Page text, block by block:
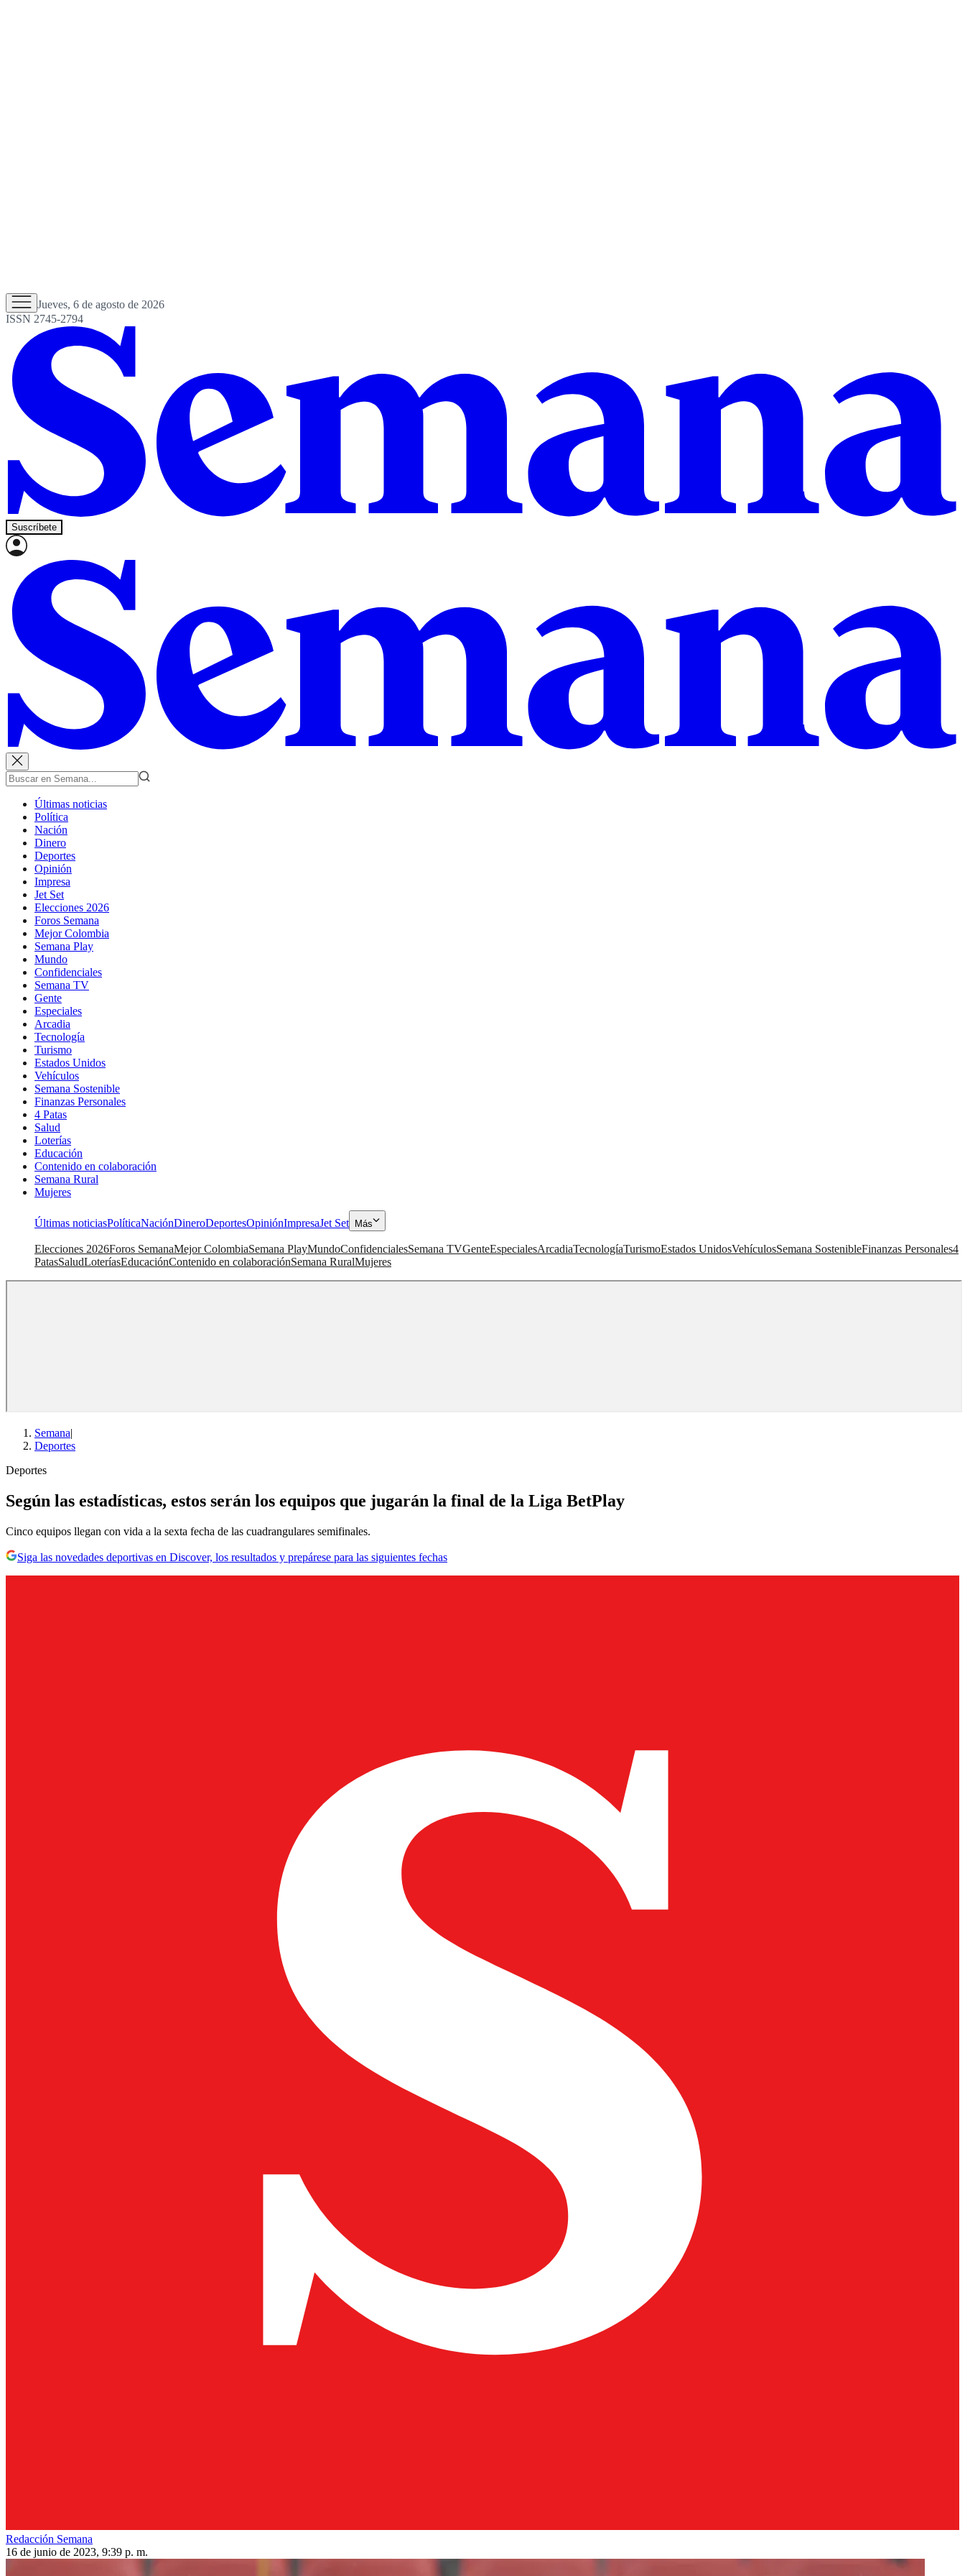
Jueves, 6 de agosto de 2026
ISSN 2745-2794
Suscríbete
Últimas noticias
Política
Nación
Dinero
Deportes
Opinión
Impresa
Jet Set
Elecciones 2026
Foros Semana
Mejor Colombia
Semana Play
Mundo
Confidenciales
Semana TV
Gente
Especiales
Arcadia
Tecnología
Turismo
Estados Unidos
Vehículos
Semana Sostenible
Finanzas Personales
4 Patas
Salud
Loterías
Educación
Contenido en colaboración
Semana Rural
Mujeres
Últimas noticiasPolíticaNaciónDineroDeportesOpiniónImpresaJet Set Más
Elecciones 2026Foros SemanaMejor ColombiaSemana PlayMundoConfidencialesSemana TVGenteEspecialesArcadiaTecnologíaTurismoEstados UnidosVehículosSemana SostenibleFinanzas Personales4
PatasSaludLoteríasEducaciónContenido en colaboraciónSemana RuralMujeres
Semana|
Deportes
Deportes
Según las estadísticas, estos serán los equipos que jugarán la final de la Liga BetPlay
Cinco equipos llegan con vida a la sexta fecha de las cuadrangulares semifinales.
Siga las novedades deportivas en Discover, los resultados y prepárese para las siguientes fechas
Redacción Semana
16 de junio de 2023, 9:39 p. m.